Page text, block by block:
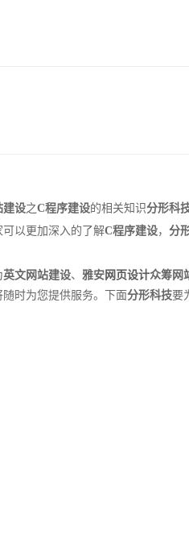
建设之C程序建设的相关知识分形科
以更加深入的了解C程序建设， 分
英文网站建设、 雅安 网页设计众筹网
时为您提供服务。下面分形科技要